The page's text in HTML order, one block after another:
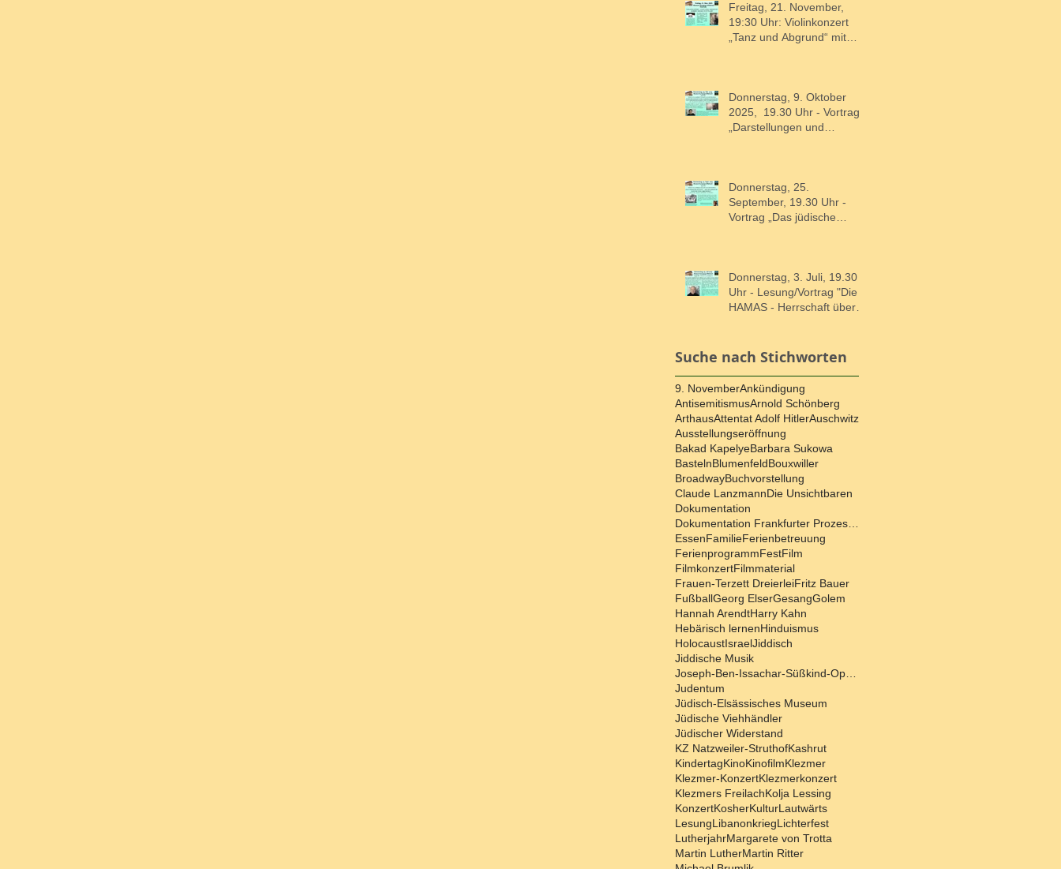
Freitag, 21. November,
19:30 Uhr: Violinkonzert
„Tanz und Abgrund“ mit
Donnerstag, 9. Oktober
2025, 19.30 Uhr - Vortrag
„Darstellungen und
Felicitas Heimann-Jelinek,
Wien.
Donnerstag, 25.
September, 19.30 Uhr -
Vortrag „Das jüdische
Salzburg
Donnerstag, 3. Juli, 19.30
Uhr - Lesung/Vortrag "Die
HAMAS - Herrschaft über
Freiburg.
Suche nach Stichworten
9. NovemberAnkündigung
AntisemitismusArnold Schönberg
ArthausAttentat Adolf HitlerAuschwitz
Ausstellungseröffnung
Bakad KapelyeBarbara Sukowa
BastelnBlumenfeldBouxwiller
BroadwayBuchvorstellung
Claude LanzmannDie Unsichtbaren
Dokumentation
EssenFamilieFerienbetreuung
FerienprogrammFestFilm
FilmkonzertFilmmaterial
Frauen-Terzett DreierleiFritz Bauer
FußballGeorg ElserGesangGolem
Hannah ArendtHarry Kahn
Hebärisch lernenHinduismus
HolocaustIsraelJiddisch
Jiddische Musik
Judentum
Jüdisch-Elsässisches Museum
Jüdische Viehhändler
Jüdischer Widerstand
KZ Natzweiler-StruthofKashrut
KindertagKinoKinofilmKlezmer
Klezmer-KonzertKlezmerkonzert
Klezmers FreilachKolja Lessing
KonzertKosherKulturLautwärts
LesungLibanonkriegLichterfest
LutherjahrMargarete von Trotta
Martin LutherMartin Ritter